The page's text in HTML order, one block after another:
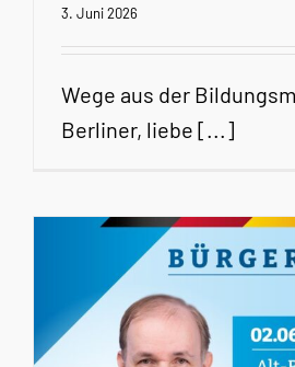
3. Juni 2026
Wege aus der
Berliner, liebe [...]